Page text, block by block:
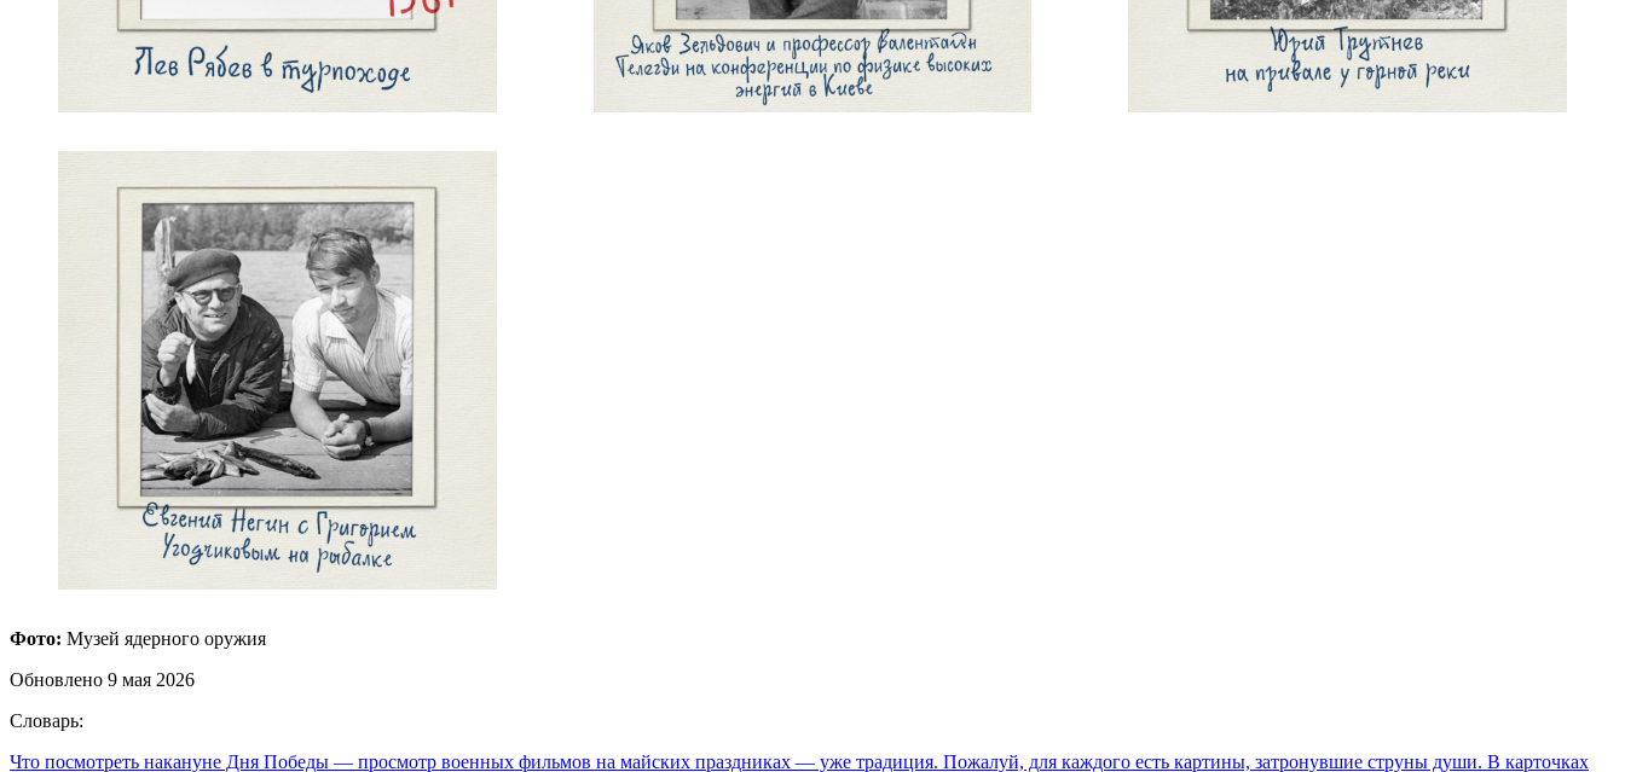
Фото: Музей ядерного оружия
Обновлено 9 мая 2026
Словарь:
Что посмотреть накануне Дня Победы — просмотр военных фильмов на майских праздниках — уже традиция. Пожалуй, для каждого есть картины, затронувшие струны души. В карточках